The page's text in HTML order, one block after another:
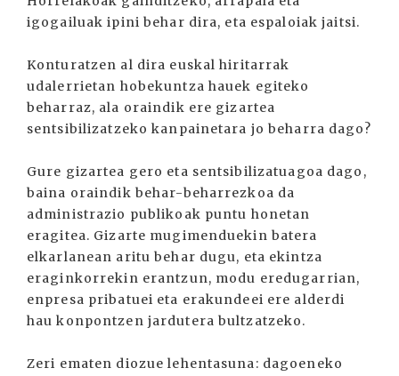
igogailuak ipini behar dira, eta espaloiak jaitsi.
Konturatzen al dira euskal hiritarrak
udalerrietan hobekuntza hauek egiteko
beharraz, ala oraindik ere gizartea
sentsibilizatzeko kanpainetara jo beharra dago?
Gure gizartea gero eta sentsibilizatuagoa dago,
baina oraindik behar-beharrezkoa da
administrazio publikoak puntu honetan
eragitea. Gizarte mugimenduekin batera
elkarlanean aritu behar dugu, eta ekintza
eraginkorrekin erantzun, modu eredugarrian,
enpresa pribatuei eta erakundeei ere alderdi
hau konpontzen jardutera bultzatzeko.
Zeri ematen diozue lehentasuna: dagoeneko